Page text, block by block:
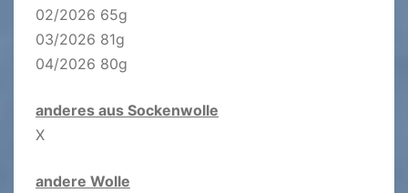
02/2026 65g
03/2026 81g
04/2026 80g
anderes aus Sockenwolle
X
andere Wolle